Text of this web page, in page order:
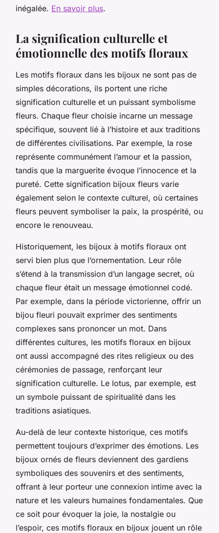
inégalée. En savoir plus.
La signification culturelle et
émotionnelle des motifs floraux
Les motifs floraux dans les bijoux ne sont pas de
simples décorations, ils portent une riche
signification culturelle et un puissant symbolisme
fleurs. Chaque fleur choisie incarne un message
spécifique, souvent lié à l’histoire et aux traditions
de différentes civilisations. Par exemple, la rose
représente communément l’amour et la passion,
tandis que la marguerite évoque l’innocence et la
pureté. Cette signification bijoux fleurs varie
également selon le contexte culturel, où certaines
fleurs peuvent symboliser la paix, la prospérité, ou
encore le renouveau.
Historiquement, les bijoux à motifs floraux ont
servi bien plus que l’ornementation. Leur rôle
s’étend à la transmission d’un langage secret, où
chaque fleur était un message émotionnel codé.
Par exemple, dans la période victorienne, offrir un
bijou fleuri pouvait exprimer des sentiments
complexes sans prononcer un mot. Dans
différentes cultures, les motifs floraux en bijoux
ont aussi accompagné des rites religieux ou des
cérémonies de passage, renforçant leur
signification culturelle. Le lotus, par exemple, est
un symbole puissant de spiritualité dans les
traditions asiatiques.
Au-delà de leur contexte historique, ces motifs
permettent toujours d’exprimer des émotions. Les
bijoux ornés de fleurs deviennent des gardiens
symboliques des souvenirs et des sentiments,
offrant à leur porteur une connexion intime avec la
nature et les valeurs humaines fondamentales. Que
ce soit pour évoquer la joie, la nostalgie ou
l’espoir, ces motifs floraux en bijoux jouent un rôle